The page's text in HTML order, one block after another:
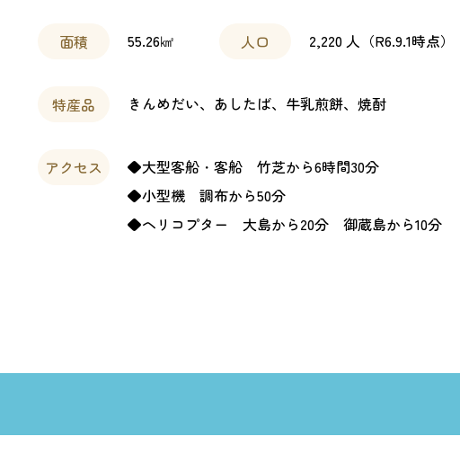
面積 55.26㎢ 人口 2,220 人（R6.9.1時点）
特産品 きんめだい、あしたば、牛乳煎餅、焼酎
アクセス
◆大型客船・客船 竹芝から6時間30分
◆小型機 調布から50分
◆ヘリコプター 大島から20分 御蔵島から10分